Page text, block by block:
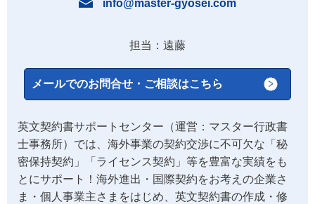
info@master-gyosei.com
担当：遠藤
メールでのお問合せ・ご相談はこちら
英文契約書サポートセンター（運営：マスター行政書
士事務所）では、海外事業の契約交渉に不可欠な「秘
密保持契約」「ライセンス契約」等を豊富な実績をも
とにサポート！海外進出・国際契約をお考えの企業さ
ま・個人事業主さまをはじめ、英文契約書の作成・修